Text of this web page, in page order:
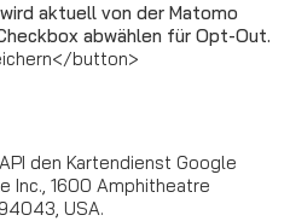
aktuell von der Matomo
abwählen für Opt-Out.
button>
den Kartendienst Google
Inc., 1600 Amphitheatre
USA.